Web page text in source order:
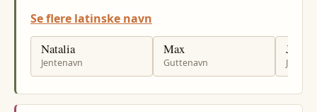
Se flere latinske navn
Natalia
Jentenavn
Max
Guttenavn